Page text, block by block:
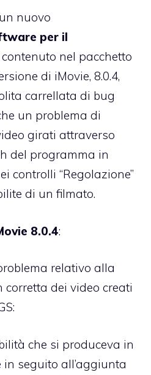
nuovo
per il
contenuto nel pacchetto
di iMovie, 8.0.4,
carrellata di bug
un problema di
girati attraverso
del programma in
controlli “Regolazione”
di un filmato.
8.0.4:
relativo alla
corretta dei video creati
che si produceva in
seguito all’aggiunta